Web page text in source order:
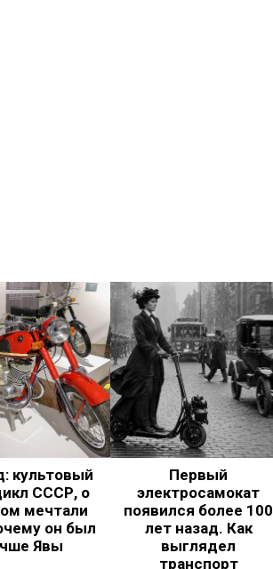
культовый
СССР, о
мечтали
он был
Явы
Первый
электросамокат
появился более 100
лет назад. Как
выглядел
транспорт